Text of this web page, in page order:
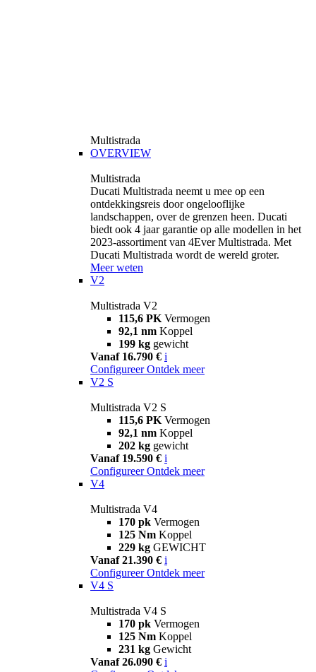
Multistrada
OVERVIEW
Multistrada
Ducati Multistrada neemt u mee op een
ontdekkingsreis door ongelooflijke
landschappen, over de grenzen heen. Ducati
biedt ook 4 jaar garantie op alle modellen in het
2023-assortiment van 4Ever Multistrada. Met
Ducati Multistrada wordt de wereld groter.
Meer weten
V2
Multistrada V2
115,6 PK Vermogen
92,1 nm Koppel
199 kg gewicht
Vanaf 16.790 € i
Configureer Ontdek meer
V2 S
Multistrada V2 S
115,6 PK Vermogen
92,1 nm Koppel
202 kg gewicht
Vanaf 19.590 € i
Configureer Ontdek meer
V4
Multistrada V4
170 pk Vermogen
125 Nm Koppel
229 kg GEWICHT
Vanaf 21.390 € i
Configureer Ontdek meer
V4 S
Multistrada V4 S
170 pk Vermogen
125 Nm Koppel
231 kg Gewicht
Vanaf 26.090 € i